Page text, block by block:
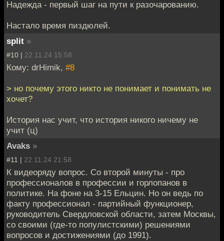
Надежда - первый шаг на пути к разочарованию.
Настало время пиздюлей.
split »
#10 | 22.11.24 15:58
Кому: drHimik, #8
> но почему этого никто не понимает и понимать не
хочет?
История нас учит, что история никого ничему не
учит (ц)
Avaks »
#11 | 22.11.24 21:58
К видеоряду вопрос. Со второй минуты - про
профессионалов в профессии и горлопанов в
политике. На фоне на 3-15 Ельцин. Но он ведь по
факту профессионал - партийный функционер,
руководитель Свердловской области, затем Москвы,
со своими (где-то популистскими) решениями
вопросов и достижениями (до 1991).